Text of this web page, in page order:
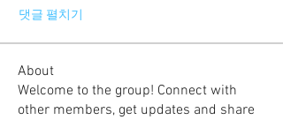
댓글 펼치기
About
Welcome to the group! Connect with
other members, get updates and share